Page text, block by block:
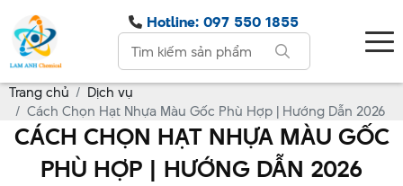
Hotline: 097 550 1855
Trang chủ
Dịch vụ
Cách Chọn Hạt Nhựa Màu Gốc Phù Hợp | Hướng Dẫn 2026
CÁCH CHỌN HẠT NHỰA MÀU GỐC
PHÙ HỢP | HƯỚNG DẪN 2026